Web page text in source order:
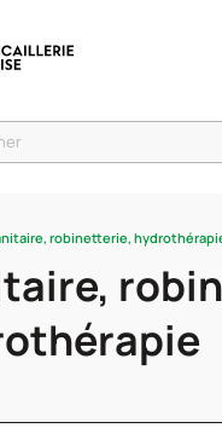
robinetterie,